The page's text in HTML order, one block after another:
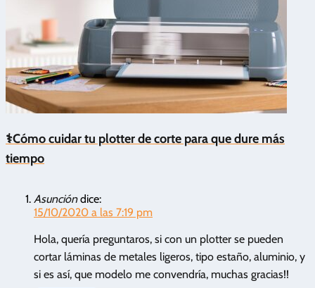
⚕️Cómo cuidar tu plotter de corte para que dure más
tiempo
Asunción dice:
15/10/2020 a las 7:19 pm
Hola, quería preguntaros, si con un plotter se pueden
cortar láminas de metales ligeros, tipo estaño, aluminio, y
si es así, que modelo me convendría, muchas gracias!!